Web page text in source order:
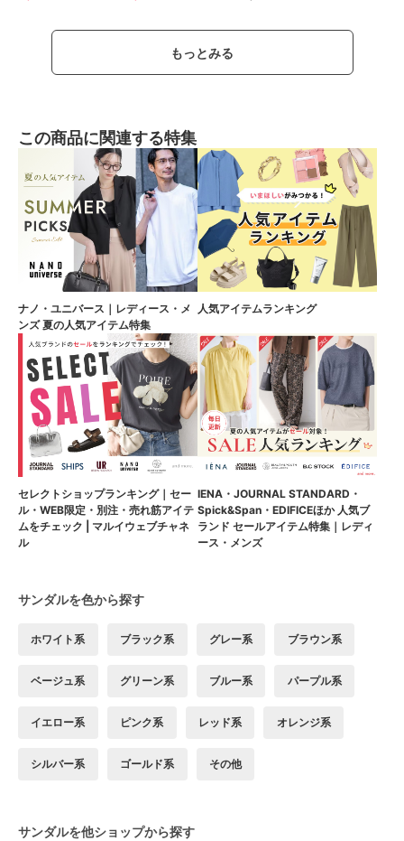
もっとみる
この商品に関連する特集
ナノ・ユニバース｜レディース・メ
ンズ 夏の人気アイテム特集
人気アイテムランキング
セレクトショップランキング｜セー
ル・WEB限定・別注・売れ筋アイテ
ムをチェック | マルイウェブチャネ
ル
IENA・JOURNAL STANDARD・
Spick&Span・EDIFICEほか 人気ブ
ランド セールアイテム特集｜レディ
ース・メンズ
サンダルを色から探す
ホワイト系 ブラック系 グレー系 ブラウン系
ベージュ系 グリーン系 ブルー系 パープル系
イエロー系 ピンク系 レッド系 オレンジ系
シルバー系 ゴールド系 その他
サンダルを他ショップから探す